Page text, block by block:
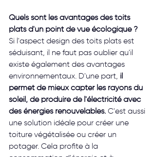
Quels sont les avantages des toits
plats d'un point de vue écologique ?
Si l'aspect design des toits plats est
séduisant, il ne faut pas oublier qu'il
existe également des avantages
environnementaux. D'une part, il
permet de mieux capter les rayons du
soleil, de produire de l'électricité avec
des énergies renouvelables. C'est aussi
une solution idéale pour créer une
toiture végétalisée ou créer un
potager. Cela profite à la